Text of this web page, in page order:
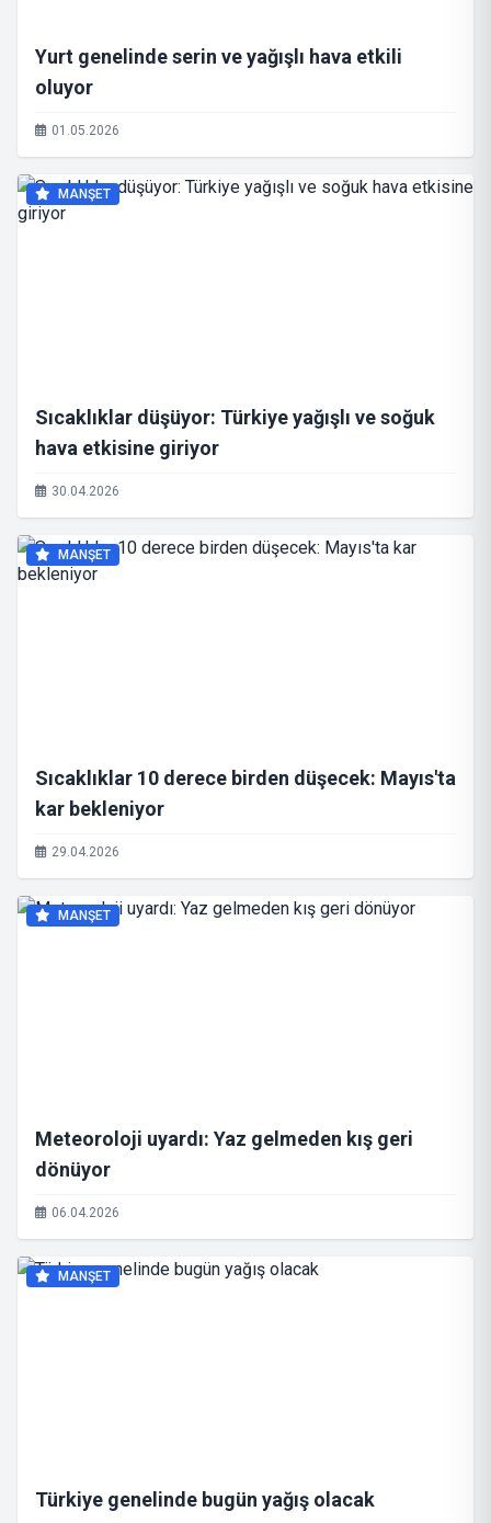
Yurt genelinde serin ve yağışlı hava etkili
oluyor
01.05.2026
MANŞET
Sıcaklıklar düşüyor: Türkiye yağışlı ve soğuk
hava etkisine giriyor
30.04.2026
MANŞET
Sıcaklıklar 10 derece birden düşecek: Mayıs'ta
kar bekleniyor
29.04.2026
MANŞET
Meteoroloji uyardı: Yaz gelmeden kış geri
dönüyor
06.04.2026
MANŞET
Türkiye genelinde bugün yağış olacak